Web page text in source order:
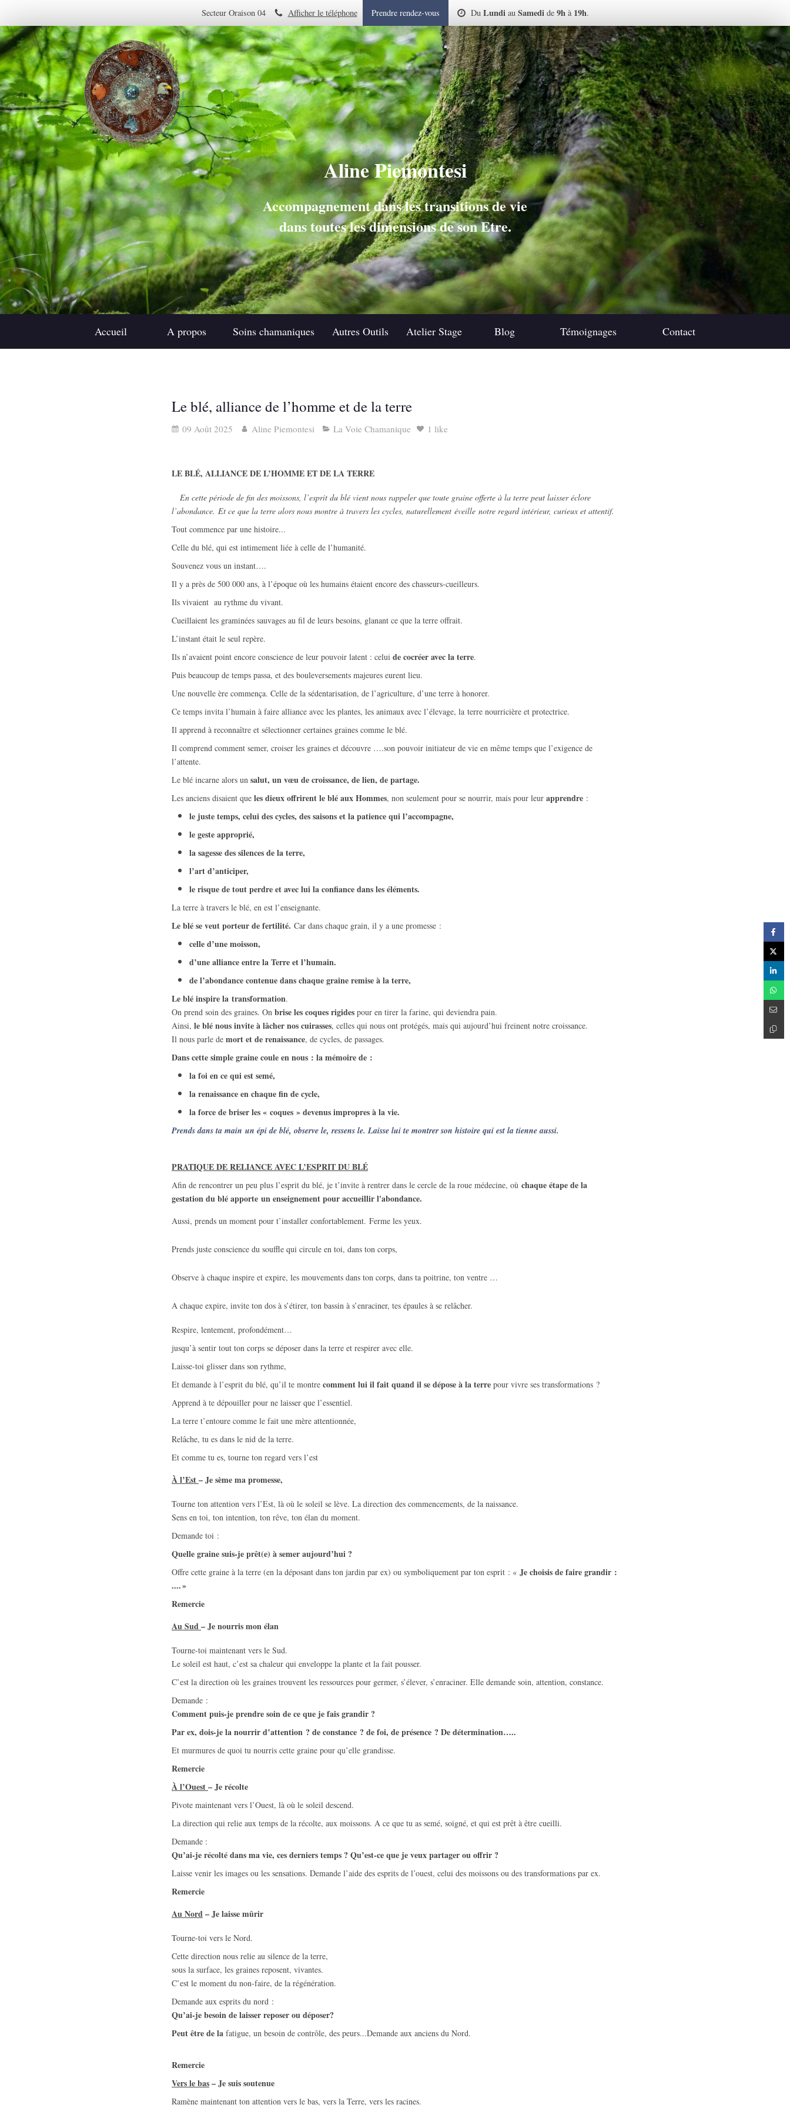
Secteur Oraison 04 Afficher le téléphone Prendre rendez-vous Du Lundiau Samedide 9hà 19h.
Aline Piemontesi
Accompagnement dans les transitions de vie
dans toutes les dimensions de son Etre.
Accueil A propos Soins chamaniques Autres Outils Atelier Stage Blog Témoignages Contact
Le blé, alliance de l’homme et de la terre
09 Août 2025 Aline Piemontesi La Voie Chamanique 1 like
LE BLÉ, ALLIANCE DE L’HOMME ET DE LA TERRE
En cette période de fin des moissons, l’esprit du blé vient nous rappeler que toute graine offerte à la terre peut laisser éclore
l’abondance. Et ce que la terre alors nous montre à travers les cycles, naturellement éveille notre regard intérieur, curieux et attentif.
Tout commence par une histoire...
Celle du blé, qui est intimement liée à celle de l’humanité.
Souvenez vous un instant….
Il y a près de 500 000 ans, à l’époque où les humains étaient encore des chasseurs-cueilleurs.
Ils vivaient au rythme du vivant.
Cueillaient les graminées sauvages au fil de leurs besoins, glanant ce que la terre offrait.
L’instant était le seul repère.
Ils n’avaient point encore conscience de leur pouvoir latent : celui de cocréer avec la terre.
Puis beaucoup de temps passa, et des bouleversements majeures eurent lieu.
Une nouvelle ère commença. Celle de la sédentarisation, de l’agriculture, d’une terre à honorer.
Ce temps invita l’humain à faire alliance avec les plantes, les animaux avec l’élevage, la terre nourricière et protectrice.
Il apprend à reconnaître et sélectionner certaines graines comme le blé.
Il comprend comment semer, croiser les graines et découvre ….son pouvoir initiateur de vie en même temps que l’exigence de
l’attente.
Le blé incarne alors un salut, un vœu de croissance, de lien, de partage.
Les anciens disaient que les dieux offrirent le blé auxHommes, non seulement pour se nourrir, mais pour leur apprendre :
le juste temps, celui des cycles, des saisons et la patience qui l’accompagne,
le geste approprié,
la sagesse des silences de la terre,
l’art d’anticiper,
le risque de tout perdre et avec lui la confiance dans les éléments.
La terre à travers le blé, en est l’enseignante.
Le blé se veut porteur de fertilité. Car dans chaque grain, il y a une promesse :
celled’une moisson,
d’une allianceentre la Terre et l’humain.
de l’abondance contenuedans chaque graine remise à la terre,
Le blé inspire la transformation.
On prend soin des graines. On brise les coques rigides pour en tirer la farine, qui deviendra pain.
Ainsi, le blé nous invite à lâcher nos cuirasses, celles qui nous ont protégés, mais qui aujourd’hui freinent notre croissance.
Il nous parle de mort et de renaissance, de cycles, de passages.
Dans cette simple graine coule en nous : la mémoire de :
la foi en ce qui est semé,
la renaissance en chaque fin de cycle,
la force de briser les « coques » devenus impropres à la vie.
Prends dans ta main un épi de blé, observe le, ressens le. Laisse lui te montrer son histoire qui est la tienne aussi.
PRATIQUE DE RELIANCE AVEC L’ESPRIT DU BLÉ
Afin de rencontrer un peu plus l’esprit du blé, je t’invite à rentrer dans le cercle de la roue médecine, où chaque étape de la
gestation du blé apporte un enseignement pour accueillir l'abondance.
Aussi, prends un moment pour t’installer confortablement. Ferme les yeux.
Prends juste conscience du souffle qui circule en toi, dans ton corps,
Observe à chaque inspire et expire, les mouvements dans ton corps, dans ta poitrine, ton ventre …
A chaque expire, invite ton dos à s’étirer, ton bassin à s’enraciner, tes épaules à se relâcher.
Respire, lentement, profondément…
jusqu’à sentir tout ton corps se déposer dans la terre et respirer avec elle.
Laisse-toi glisser dans son rythme,
Et demande à l’esprit du blé, qu’il te montre comment lui il fait quand il se dépose à la terre pour vivre ses transformations ?
Apprend à te dépouiller pour ne laisser que l’essentiel.
La terre t’entoure comme le fait une mère attentionnée,
Relâche, tu es dans le nid de la terre.
Et comme tu es, tourne ton regard vers l’est
À l’Est–Je sèmema promesse,
Tourne ton attention vers l’Est, là où le soleil se lève. La direction des commencements, de la naissance.
Sens en toi, ton intention, ton rêve, ton élan du moment.
Demande toi :
Quelle graine suis-je prêt(e) à semer aujourd’hui ?
Offre cette graine à la terre (en la déposant dans ton jardin par ex) ou symboliquement par ton esprit : « Je choisisde fairegrandir :
.... »
Remercie
Au Sud–Je nourris mon élan
Tourne-toi maintenant vers le Sud.
Le soleil est haut, c’est sa chaleur qui enveloppe la plante et la fait pousser.
C’est la direction où les graines trouvent les ressources pour germer, s’élever, s’enraciner. Elle demande soin, attention, constance.
Demande :
Comment puis-je prendre soin de ce que je fais grandir ?
Par ex, dois-je la nourrir d’attention ?de constance ?de foi, de présence ? De détermination…..
Et murmures de quoi tu nourris cette graine pour qu’elle grandisse.
Remercie
À l’Ouest–Je récolte
Pivote maintenant vers l’Ouest, là où le soleil descend.
La direction qui relie aux temps de la récolte, aux moissons. A ce que tu as semé, soigné, et qui est prêt à être cueilli.
Demande :
Qu’ai-je récolté dans ma vie, ces derniers temps ? Qu’est-ce que je veux partager ouoffrir ?
Laisse venir les images ou les sensations. Demande l’aide des esprits de l’ouest, celui des moissons ou des transformations par ex.
Remercie
Au Nord–Je laisse mûrir
Tourne-toi vers le Nord.
Cette direction nous relie au silence de la terre,
sous la surface, les graines reposent, vivantes.
C’est le moment du non-faire, de la régénération.
Demande aux esprits du nord :
Qu’ai-je besoin de laisser reposerou déposer?
Peut être de la fatigue, un besoin de contrôle, des peurs...Demande aux anciens du Nord.
Remercie
Vers le bas–Je suis soutenue
Ramène maintenant ton attention vers le bas, vers la Terre, vers les racines.